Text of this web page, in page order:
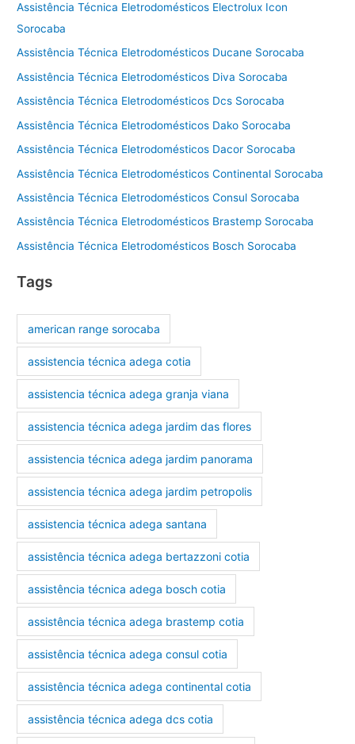
Assistência Técnica Eletrodomésticos Electrolux Icon
Sorocaba
Assistência Técnica Eletrodomésticos Ducane Sorocaba
Assistência Técnica Eletrodomésticos Diva Sorocaba
Assistência Técnica Eletrodomésticos Dcs Sorocaba
Assistência Técnica Eletrodomésticos Dako Sorocaba
Assistência Técnica Eletrodomésticos Dacor Sorocaba
Assistência Técnica Eletrodomésticos Continental Sorocaba
Assistência Técnica Eletrodomésticos Consul Sorocaba
Assistência Técnica Eletrodomésticos Brastemp Sorocaba
Assistência Técnica Eletrodomésticos Bosch Sorocaba
Tags
american range sorocaba
assistencia técnica adega cotia
assistencia técnica adega granja viana
assistencia técnica adega jardim das flores
assistencia técnica adega jardim panorama
assistencia técnica adega jardim petropolis
assistencia técnica adega santana
assistência técnica adega bertazzoni cotia
assistência técnica adega bosch cotia
assistência técnica adega brastemp cotia
assistência técnica adega consul cotia
assistência técnica adega continental cotia
assistência técnica adega dcs cotia